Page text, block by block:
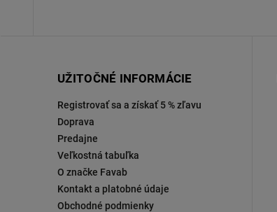
UŽITOČNÉ INFORMÁCIE
Registrovať sa a získať 5 % zľavu
Doprava
Predajne
Veľkostná tabuľka
O značke Favab
Kontakt a platobné údaje
Obchodné podmienky